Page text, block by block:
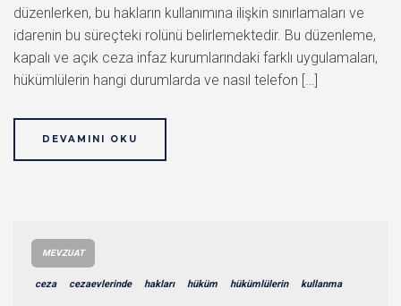
düzenlerken, bu hakların kullanımına ilişkin sınırlamaları ve
idarenin bu süreçteki rolünü belirlemektedir. Bu düzenleme,
kapalı ve açık ceza infaz kurumlarındaki farklı uygulamaları,
hükümlülerin hangi durumlarda ve nasıl telefon […]
DEVAMINI OKU
MEVZUAT
ceza cezaevlerinde hakları hüküm hükümlülerin kullanma